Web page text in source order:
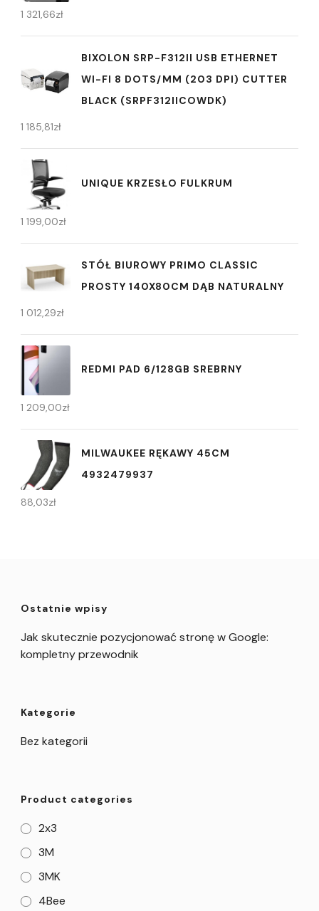
1 321,66zł
BIXOLON SRP-F312II USB ETHERNET
WI-FI 8 DOTS/MM (203 DPI) CUTTER
BLACK (SRPF312IICOWDK)
1 185,81zł
UNIQUE KRZESŁO FULKRUM
1 199,00zł
STÓŁ BIUROWY PRIMO CLASSIC
PROSTY 140X80CM DĄB NATURALNY
1 012,29zł
REDMI PAD 6/128GB SREBRNY
1 209,00zł
MILWAUKEE RĘKAWY 45CM
4932479937
88,03zł
Ostatnie wpisy
Jak skutecznie pozycjonować stronę w Google:
kompletny przewodnik
Kategorie
Bez kategorii
Product categories
2x3
3M
3MK
4Bee